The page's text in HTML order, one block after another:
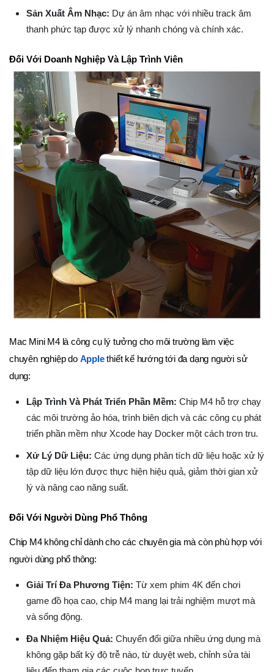
Sản Xuất Âm Nhạc: Dự án âm nhạc với nhiều track âm
thanh phức tạp được xử lý nhanh chóng và chính xác.
Đối Với Doanh Nghiệp Và Lập Trình Viên
Mac Mini M4 là công cụ lý tưởng cho môi trường làm việc
chuyên nghiệp do Applethiết kế hướng tới đa dạng người sử
dụng:
Lập Trình Và Phát Triển Phần Mềm: Chip M4 hỗ trợ chạy
các môi trường ảo hóa, trình biên dịch và các công cụ phát
triển phần mềm như Xcode hay Docker một cách trơn tru.
Xử Lý Dữ Liệu: Các ứng dụng phân tích dữ liệu hoặc xử lý
tập dữ liệu lớn được thực hiện hiệu quả, giảm thời gian xử
lý và nâng cao năng suất.
Đối Với Người Dùng Phổ Thông
Chip M4 không chỉ dành cho các chuyên gia mà còn phù hợp với
người dùng phổ thông:
Giải Trí Đa Phương Tiện: Từ xem phim 4K đến chơi
game đồ họa cao, chip M4 mang lại trải nghiệm mượt mà
và sống động.
Đa Nhiệm Hiệu Quả: Chuyển đổi giữa nhiều ứng dụng mà
không gặp bất kỳ độ trễ nào, từ duyệt web, chỉnh sửa tài